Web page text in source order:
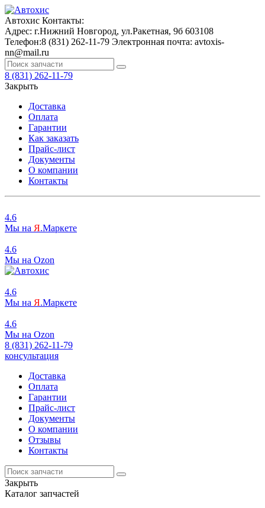
Автохис Контакты:
Адрес: г.Нижний Новгород, ул.Ракетная, 9б 603108
Телефон:8 (831) 262-11-79 Электронная почта: avtoxis-
nn@mail.ru
8 (831) 262-11-79
Закрыть
Доставка
Оплата
Гарантии
Как заказать
Прайс-лист
Документы
О компании
Контакты
4.6
Мы на Я.Маркете
4.6
Мы на Ozon
4.6
Мы на Я.Маркете
4.6
Мы на Ozon
8 (831) 262-11-79
консультация
Доставка
Оплата
Гарантии
Прайс-лист
Документы
О компании
Отзывы
Контакты
Закрыть
Каталог запчастей